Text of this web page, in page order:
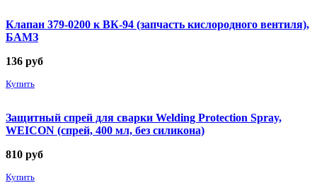
Клапан 379-0200 к ВК-94 (запчасть кислородного вентиля),
БАМЗ
136 руб
Купить
Защитный спрей для сварки Welding Protection Spray,
WEICON (спрей, 400 мл, без силикона)
810 руб
Купить